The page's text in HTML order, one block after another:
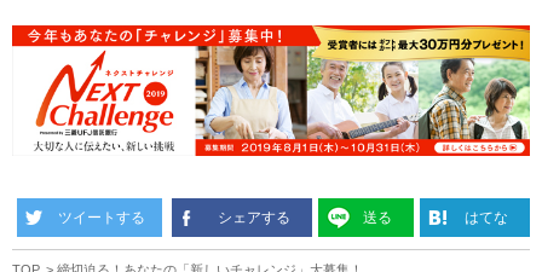
ツイートする シェアする 送る はてな